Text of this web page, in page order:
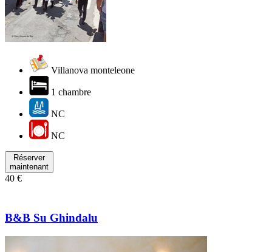
Villanova monteleone
1 chambre
NC
NC
Réserver
maintenant
40 €
B&B Su Ghindalu